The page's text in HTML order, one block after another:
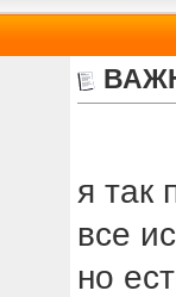
я так
все
но